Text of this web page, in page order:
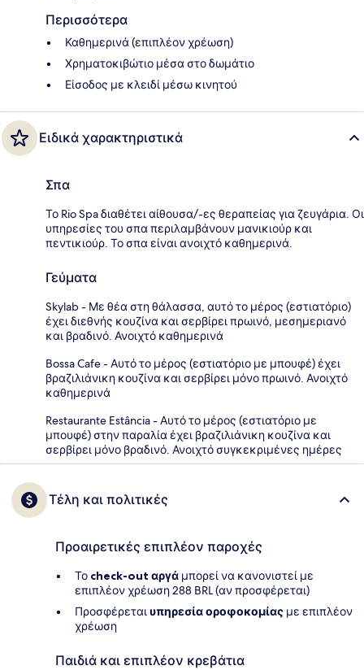
Περισσότερα
Καθημερινά (επιπλέον χρέωση)
Χρηματοκιβώτιο μέσα στο δωμάτιο
Είσοδος με κλειδί μέσω κινητού
Ειδικά χαρακτηριστικά
Σπα
Το Rio Spa διαθέτει αίθουσα/-ες θεραπείας για ζευγάρια. Οι
υπηρεσίες του σπα περιλαμβάνουν μανικιούρ και
πεντικιούρ. Το σπα είναι ανοιχτό καθημερινά.
Γεύματα
Skylab - Με θέα στη θάλασσα, αυτό το μέρος (εστιατόριο)
έχει διεθνής κουζίνα και σερβίρει πρωινό, μεσημεριανό
και βραδινό. Ανοιχτό καθημερινά
Bossa Cafe - Αυτό το μέρος (εστιατόριο με μπουφέ) έχει
βραζιλιάνικη κουζίνα και σερβίρει μόνο πρωινό. Ανοιχτό
καθημερινά
Restaurante Estância - Αυτό το μέρος (εστιατόριο με
μπουφέ) στην παραλία έχει βραζιλιάνικη κουζίνα και
σερβίρει μόνο βραδινό. Ανοιχτό συγκεκριμένες ημέρες
Τέλη και πολιτικές
Προαιρετικές επιπλέον παροχές
Το check-out αργά μπορεί να κανονιστεί με
επιπλέον χρέωση 288 BRL (αν προσφέρεται)
Προσφέρεταιυπηρεσία οροφοκομίας με επιπλέον
χρέωση
Παιδιά και επιπλέον κρεβάτια